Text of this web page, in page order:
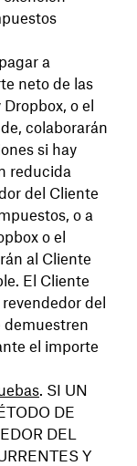
a
neto de las
o el
colaborarán
si hay
reducida
del Cliente
o a
o el
al Cliente
El Cliente
del
demuestren
el importe
. SI UN
DE
DEL
Y